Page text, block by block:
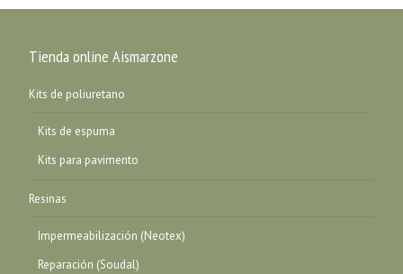
Tienda online Aismarzone
Kits de poliuretano
Kits de espuma
Kits para pavimento
Resinas
Impermeabilización (Neotex)
Reparación (Soudal)